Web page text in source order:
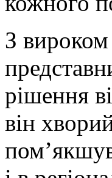
З вироком
рішення
він